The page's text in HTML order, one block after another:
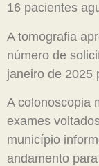
16 pacientes
A tomografia
número de
janeiro de 2025
A colonoscopia
exames
município
andamento